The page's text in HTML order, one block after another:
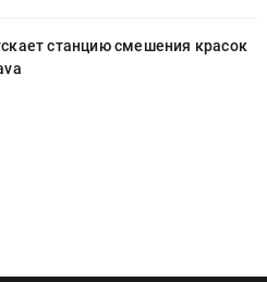
станцию смешения красок